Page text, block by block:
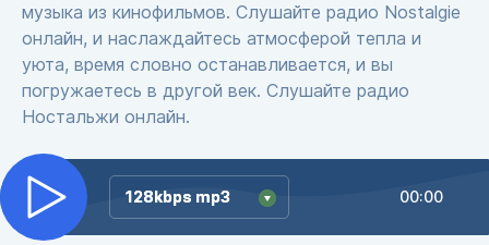
музыка из кинофильмов. Слушайте радио Nostalgie
онлайн, и наслаждайтесь атмосферой тепла и
уюта, время словно останавливается, и вы
погружаетесь в другой век. Слушайте радио
Ностальжи онлайн.
128kbps mp3
128kbps mp3 00:00